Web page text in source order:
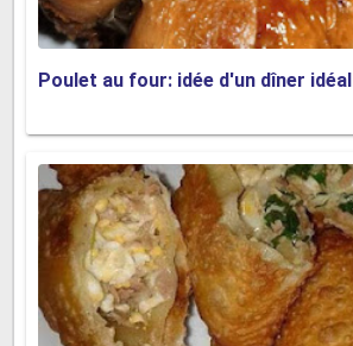
Poulet au four: idée d'un dîner idéal